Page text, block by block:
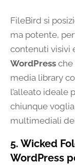
FileBird si
ma potente,
contenuti visivi
WordPress che
media library
l’alleato ideale
chiunque
multimediali
5. Wicked
WordPress